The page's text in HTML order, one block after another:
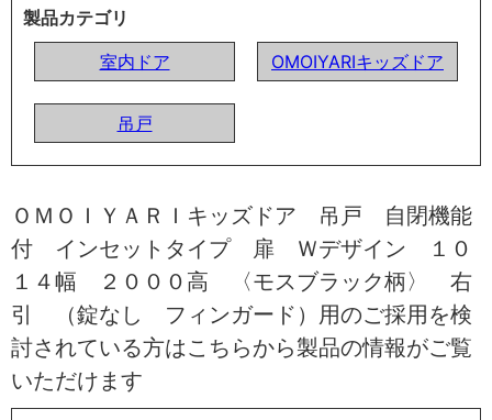
製品カテゴリ
室内ドア
OMOIYARIキッズドア
吊戸
ＯＭＯＩＹＡＲＩキッズドア 吊戸 自閉機能
付 インセットタイプ 扉 Ｗデザイン １０
１４幅 ２０００高 〈モスブラック柄〉 右
引 （錠なし フィンガード）用のご採用を検
討されている方はこちらから製品の情報がご覧
いただけます